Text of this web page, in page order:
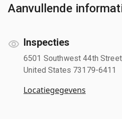
Aanvullende
Inspecties
6501 Southwest 44th
United States 73179-6411
Locatiegegevens